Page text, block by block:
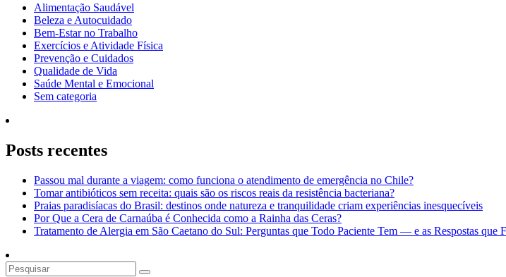
Alimentação Saudável
Beleza e Autocuidado
Bem-Estar no Trabalho
Exercícios e Atividade Física
Prevenção e Cuidados
Qualidade de Vida
Saúde Mental e Emocional
Sem categoria
Posts recentes
Passou mal durante a viagem: como funciona o atendimento de emergência no Chile?
Tomar antibióticos sem receita: quais são os riscos reais da resistência bacteriana?
Praias paradisíacas do Brasil: destinos onde natureza e tranquilidade criam experiências inesquecíveis
Por Que a Cera de Carnaúba é Conhecida como a Rainha das Ceras?
Tratamento de Alergia em São Caetano do Sul: Perguntas que Todo Paciente Tem — e as Respostas que